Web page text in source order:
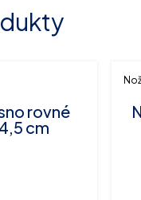
rovné
cm